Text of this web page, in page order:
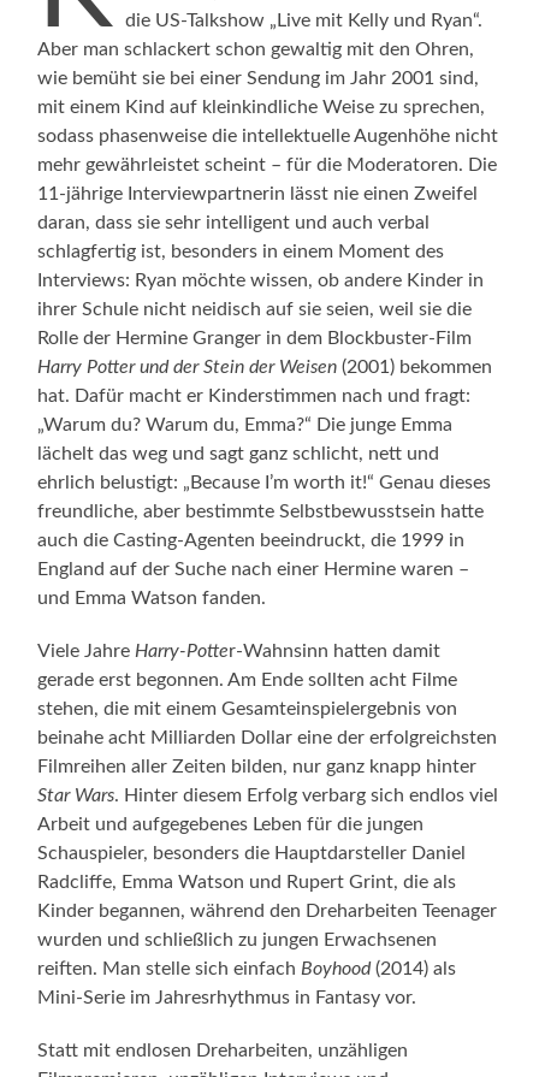
die US-Talkshow „Live mit Kelly und Ryan“.
Aber man schlackert schon gewaltig mit den Ohren,
wie bemüht sie bei einer Sendung im Jahr 2001 sind,
mit einem Kind auf kleinkindliche Weise zu sprechen,
sodass phasenweise die intellektuelle Augenhöhe nicht
mehr gewährleistet scheint – für die Moderatoren. Die
11-jährige Interviewpartnerin lässt nie einen Zweifel
daran, dass sie sehr intelligent und auch verbal
schlagfertig ist, besonders in einem Moment des
Interviews: Ryan möchte wissen, ob andere Kinder in
ihrer Schule nicht neidisch auf sie seien, weil sie die
Rolle der Hermine Granger in dem Blockbuster-Film
Harry Potter und der Stein der Weisen (2001) bekommen
hat. Dafür macht er Kinderstimmen nach und fragt:
„Warum du? Warum du, Emma?“ Die junge Emma
lächelt das weg und sagt ganz schlicht, nett und
ehrlich belustigt: „Because I’m worth it!“ Genau dieses
freundliche, aber bestimmte Selbstbewusstsein hatte
auch die Casting-Agenten beeindruckt, die 1999 in
England auf der Suche nach einer Hermine waren –
und Emma Watson fanden.
Viele Jahre Harry-Potter-Wahnsinn hatten damit
gerade erst begonnen. Am Ende sollten acht Filme
stehen, die mit einem Gesamteinspielergebnis von
beinahe acht Milliarden Dollar eine der erfolgreichsten
Filmreihen aller Zeiten bilden, nur ganz knapp hinter
Star Wars. Hinter diesem Erfolg verbarg sich endlos viel
Arbeit und aufgegebenes Leben für die jungen
Schauspieler, besonders die Hauptdarsteller Daniel
Radcliffe, Emma Watson und Rupert Grint, die als
Kinder begannen, während den Dreharbeiten Teenager
wurden und schließlich zu jungen Erwachsenen
reiften. Man stelle sich einfach Boyhood(2014) als
Mini-Serie im Jahresrhythmus in Fantasy vor.
Statt mit endlosen Dreharbeiten, unzähligen